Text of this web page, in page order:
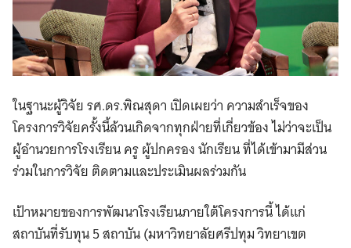
ในฐานะผู้วิจัย รศ.ดร.พิณสุดา เปิดเผยว่า ความสำเร็จของ
โครงการวิจัยครั้งนี้ล้วนเกิดจากทุกฝ่ายที่เกี่ยวข้อง ไม่ว่าจะเป็น
ผู้อำนวยการโรงเรียน ครู ผู้ปกครอง นักเรียน ที่ได้เข้ามามีส่วน
ร่วมในการวิจัย ติดตามและประเมินผลร่วมกัน
เป้าหมายของการพัฒนาโรงเรียนภายใต้โครงการนี้ ได้แก่
สถาบันที่รับทุน 5 สถาบัน (มหาวิทยาลัยศรีปทุม วิทยาเขต